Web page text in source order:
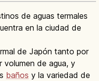
de aguas termales
en la ciudad de
de Japón tanto por
volumen de agua, y
baños y la variedad de